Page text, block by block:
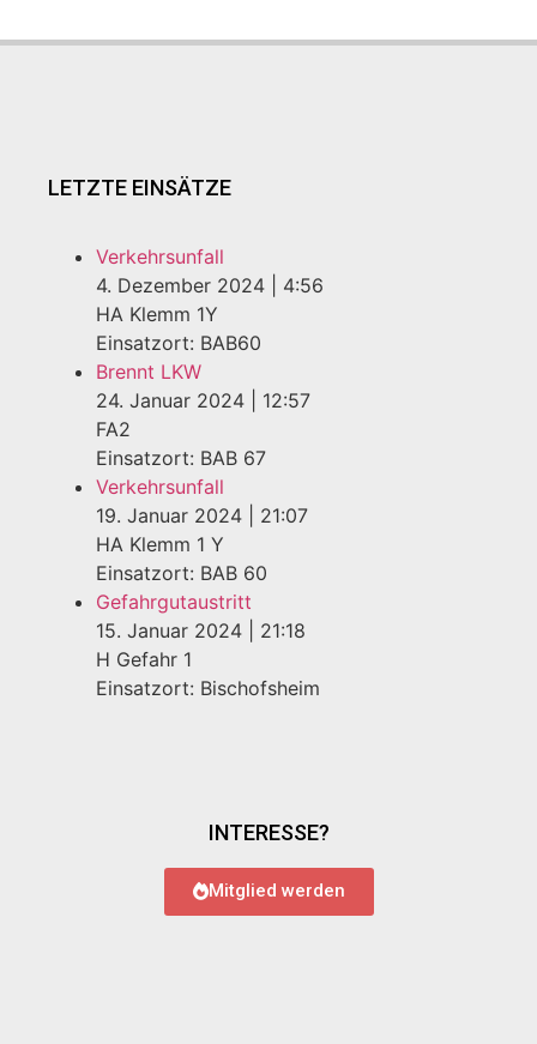
LETZTE EINSÄTZE
Verkehrsunfall
4. Dezember 2024
4:56
HA Klemm 1Y
Einsatzort: BAB60
Brennt LKW
24. Januar 2024
12:57
FA2
Einsatzort: BAB 67
Verkehrsunfall
19. Januar 2024
21:07
HA Klemm 1 Y
Einsatzort: BAB 60
Gefahrgutaustritt
15. Januar 2024
21:18
H Gefahr 1
Einsatzort: Bischofsheim
INTERESSE?
Mitglied werden